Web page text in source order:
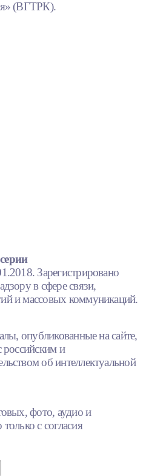
(ВГТРК).
Зарегистрировано
в сфере связи,
и массовых коммуникаций.
опубликованные на сайте,
российским и
об интеллектуальной
фото, аудио и
с согласия